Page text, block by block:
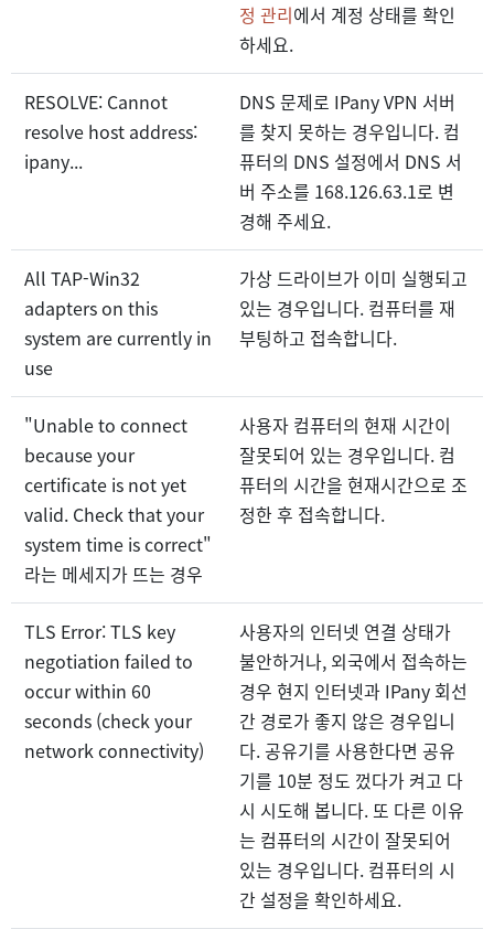
정 관리에서 계정 상태를 확인
하세요.
RESOLVE: Cannot
resolve host address:
ipany...
DNS 문제로 IPany VPN 서버
를 찾지 못하는 경우입니다. 컴
퓨터의 DNS 설정에서 DNS 서
버 주소를 168.126.63.1로 변
경해 주세요.
All TAP-Win32
adapters on this
system are currently in
use
가상 드라이브가 이미 실행되고
있는 경우입니다. 컴퓨터를 재
부팅하고 접속합니다.
"Unable to connect
because your
certificate is not yet
valid. Check that your
system time is correct"
라는 메세지가 뜨는 경우
사용자 컴퓨터의 현재 시간이
잘못되어 있는 경우입니다. 컴
퓨터의 시간을 현재시간으로 조
정한 후 접속합니다.
TLS Error: TLS key
negotiation failed to
occur within 60
seconds (check your
network connectivity)
사용자의 인터넷 연결 상태가
불안하거나, 외국에서 접속하는
경우 현지 인터넷과 IPany 회선
간 경로가 좋지 않은 경우입니
다. 공유기를 사용한다면 공유
기를 10분 정도 껐다가 켜고 다
시 시도해 봅니다. 또 다른 이유
는 컴퓨터의 시간이 잘못되어
있는 경우입니다. 컴퓨터의 시
간 설정을 확인하세요.